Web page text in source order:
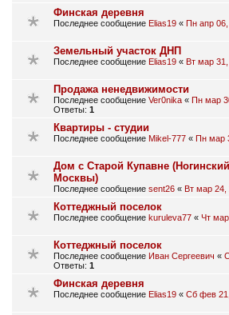
Финская деревня
Последнее сообщение Elias19 « Пн апр
Земельный участок ДНП
Последнее сообщение Elias19 « Вт мар
Продажа ненедвижимости
Последнее сообщение Ver0nika « Пн мар
Ответы: 1
Квартиры - студии
Последнее сообщение Mikel-777 « Пн мар
Дом с Старой Купавне
Москвы)
Последнее сообщение sent26 « Вт мар 24,
Коттеджный поселок
Последнее сообщение kuruleva77 « Чт
Коттеджный поселок
Последнее сообщение Иван Сергеевич «
Ответы: 1
Финская деревня
Последнее сообщение Elias19 « Сб фев